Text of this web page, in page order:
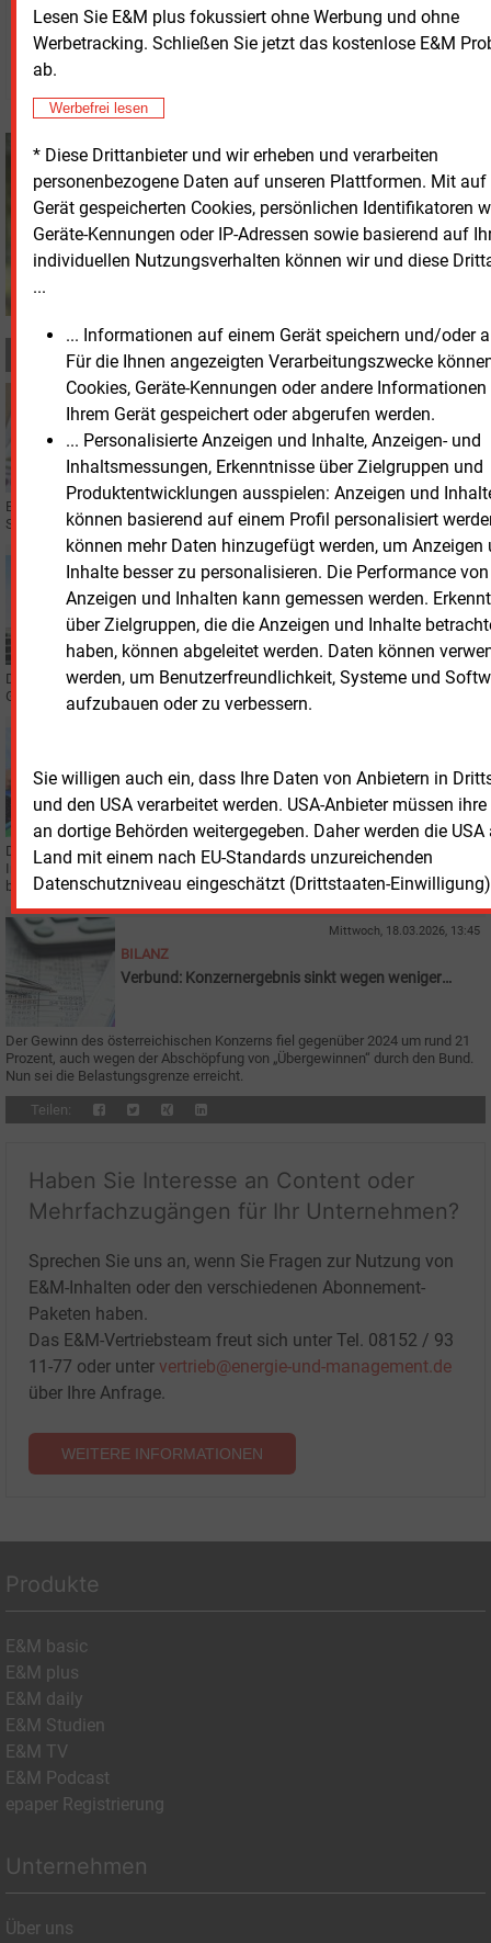
Lesen Sie E&M plus fokussiert ohne Werbung und ohne
Werbetracking. Schließen Sie jetzt das kostenlose E&M
ab.
Werbefrei lesen
* Diese Drittanbieter und wir erheben und verarbeiten
personenbezogene Daten auf unseren Plattformen. Mit auf
Gerät gespeicherten Cookies, persönlichen Identifikatoren
Geräte-Kennungen oder IP-Adressen sowie basierend auf
individuellen Nutzungsverhalten können wir und diese
...
... Informationen auf einem Gerät speichern und/oder
Für die Ihnen angezeigten Verarbeitungszwecke
Cookies, Geräte-Kennungen oder andere
Ihrem Gerät gespeichert oder abgerufen werden.
... Personalisierte Anzeigen und Inhalte, Anzeigen- und
Inhaltsmessungen, Erkenntnisse über Zielgruppen und
Produktentwicklungen ausspielen: Anzeigen und
können basierend auf einem Profil personalisiert
können mehr Daten hinzugefügt werden, um Anzeigen
Inhalte besser zu personalisieren. Die Performance von
Anzeigen und Inhalten kann gemessen werden.
über Zielgruppen, die die Anzeigen und Inhalte
haben, können abgeleitet werden. Daten können
werden, um Benutzerfreundlichkeit, Systeme und
aufzubauen oder zu verbessern.
Sie willigen auch ein, dass Ihre Daten von Anbietern in
und den USA verarbeitet werden. USA-Anbieter müssen
an dortige Behörden weitergegeben. Daher werden die USA
Land mit einem nach EU-Standards unzureichenden
Datenschutzniveau eingeschätzt (Drittstaaten-
Stefan Sagmeister
© 2026 Energie & Management GmbH
Stefan Sagmeister
+49 (0) 8152 9311 33
s.sagmeister@energie-
und-management.de
MEHR ZUM THEMA
Donnerstag, 21.05.2026, 10:01
FINANZIERUNG
Eon sammelt weitere 1,3 Milliarden Euro ein
Eon hat zwei grüne Anleihen über insgesamt 1,3 Milliarden Euro begeben.
Seit Jahresbeginn liegt das Finanzierungsvolumen bei 4,3 Milliarden Euro.
Mittwoch, 13.05.2026, 16:41
BILANZ
Eon mit gutem Jahresauftakt
Der Eon-Konzern legte im 1. Quartal bei Umsatz und Ergebnis zu. Auf das
Gesamtjahr gesehen, bestätigt das Management die Prognose.
OMV: Positive Sondereffekte prägen Quartalsbilanz
Das Einbringen des Kunststoffkonzerns Borealis in die Borouge Group
International schlug mit 743 Millionen Euro zu Buche, Lagerhaltungsgewinne
brachten weitere 254 Millionen Euro.
Mittwoch, 18.03.2026, 13:45
BILANZ
Verbund: Konzernergebnis sinkt wegen weniger
Der Gewinn des österreichischen Konzerns fiel gegenüber 2024 um rund 21
Prozent, auch wegen der Abschöpfung von „Übergewinnen“ durch den Bund.
Nun sei die Belastungsgrenze erreicht.
Teilen:
Haben Sie Interesse an Content oder
Mehrfachzugängen für Ihr Unternehmen?
Sprechen Sie uns an, wenn Sie Fragen zur Nutzung von
E&M-Inhalten oder den verschiedenen Abonnement-
Paketen haben.
Das E&M-Vertriebsteam freut sich unter Tel. 08152 / 93
11-77 oder unter vertrieb@energie-und-management.de
über Ihre Anfrage.
WEITERE INFORMATIONEN
Produkte
E&M basic
E&M plus
E&M daily
E&M Studien
E&M TV
E&M Podcast
epaper Registrierung
Unternehmen
Über uns